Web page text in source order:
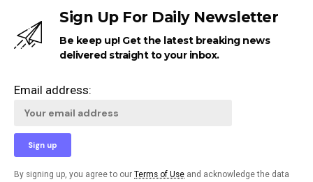
Sign Up For Daily Newsletter
Be keep up! Get the latest breaking news
delivered straight to your inbox.
Email address:
By signing up, you agree to our Terms of Use and acknowledge the data